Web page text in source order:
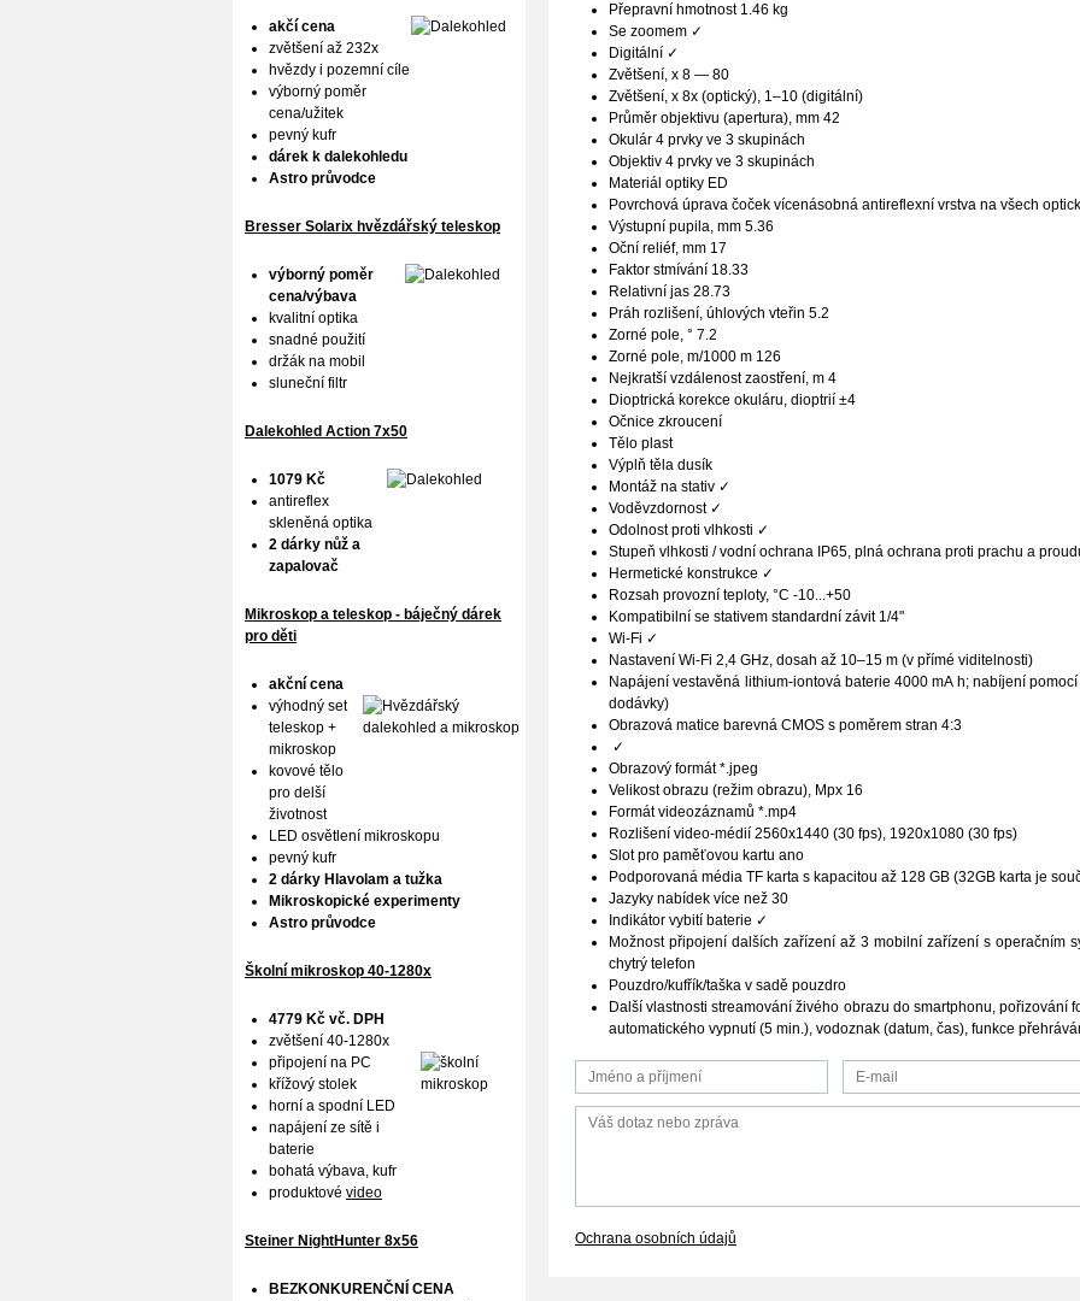
Přepravní hmotnost 1.46 kg
Se zoomem ✓
Digitální ✓
Zvětšení, x 8 — 80
Zvětšení, x 8x (optický), 1–10 (digitální)
Průměr objektivu (apertura), mm 42
Okulár 4 prvky ve 3 skupinách
Objektiv 4 prvky ve 3 skupinách
Materiál optiky ED
Povrchová úprava čoček vícenásobná antireflexní vrstva na všech
Výstupní pupila, mm 5.36
Oční reliéf, mm 17
Faktor stmívání 18.33
Relativní jas 28.73
Práh rozlišení, úhlových vteřin 5.2
Zorné pole, ° 7.2
Zorné pole, m/1000 m 126
Nejkratší vzdálenost zaostření, m 4
Dioptrická korekce okuláru, dioptrií ±4
Očnice zkroucení
Tělo plast
Výplň těla dusík
Montáž na stativ ✓
Voděvzdornost ✓
Odolnost proti vlhkosti ✓
Stupeň vlhkosti / vodní ochrana IP65, plná ochrana proti prachu a
Hermetické konstrukce ✓
Rozsah provozní teploty, °C -10...+50
Kompatibilní se stativem standardní závit 1/4"
Wi-Fi ✓
Nastavení Wi-Fi 2,4 GHz, dosah až 10–15 m (v přímé viditelnosti)
Napájení vestavěná lithium-iontová baterie 4000 mA h; nabíjení
dodávky)
Obrazová matice barevná CMOS s poměrem stran 4:3
✓
Obrazový formát *.jpeg
Velikost obrazu (režim obrazu), Mpx 16
Formát videozáznamů *.mp4
Rozlišení video-médií 2560x1440 (30 fps), 1920x1080 (30 fps)
Slot pro paměťovou kartu ano
Podporovaná média TF karta s kapacitou až 128 GB (32GB karta je
Jazyky nabídek více než 30
Indikátor vybití baterie ✓
Možnost připojení dalších zařízení až 3 mobilní zařízení s operačním
chytrý telefon
Pouzdro/kufřík/taška v sadě pouzdro
Další vlastnosti streamování živého obrazu do smartphonu, pořizování
automatického vypnutí (5 min.), vodoznak (datum, čas), funkce
Ochrana osobních údajů
akčí cena
zvětšení až 232x
hvězdy i pozemní cíle
výborný poměr
cena/užitek
pevný kufr
dárek k dalekohledu
Astro průvodce
Bresser Solarix hvězdářský teleskop
výborný poměr
cena/výbava
kvalitní optika
snadné použití
držák na mobil
sluneční filtr
Dalekohled Action 7x50
1079 Kč
antireflex
skleněná optika
2 dárky nůž a
zapalovač
Mikroskop a teleskop - báječný dárek
pro děti
akční cena
výhodný set
teleskop +
mikroskop
kovové tělo
pro delší
životnost
LED osvětlení mikroskopu
pevný kufr
2 dárky Hlavolam a tužka
Mikroskopické experimenty
Astro průvodce
Školní mikroskop 40-1280x
4779 Kč vč. DPH
zvětšení 40-1280x
připojení na PC
křížový stolek
horní a spodní LED
napájení ze sítě i
baterie
bohatá výbava, kufr
produktové video
Steiner NightHunter 8x56
BEZKONKURENČNÍ CENA